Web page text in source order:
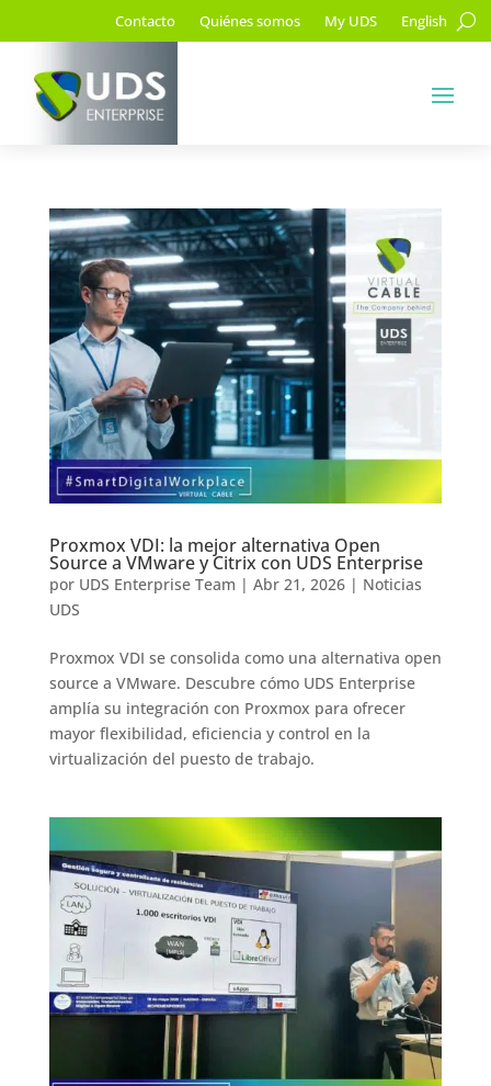
Contacto Quiénes somos My UDS English
Proxmox VDI: la mejor alternativa Open
Source a VMware y Citrix con UDS Enterprise
por UDS Enterprise Team | Abr 21, 2026| Noticias
UDS
Proxmox VDI se consolida como una alternativa open
source a VMware. Descubre cómo UDS Enterprise
amplía su integración con Proxmox para ofrecer
mayor flexibilidad, eficiencia y control en la
virtualización del puesto de trabajo.